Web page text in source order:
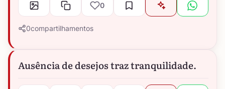
0
0compartilhamentos
Ausência de desejos traz tranquilidade.